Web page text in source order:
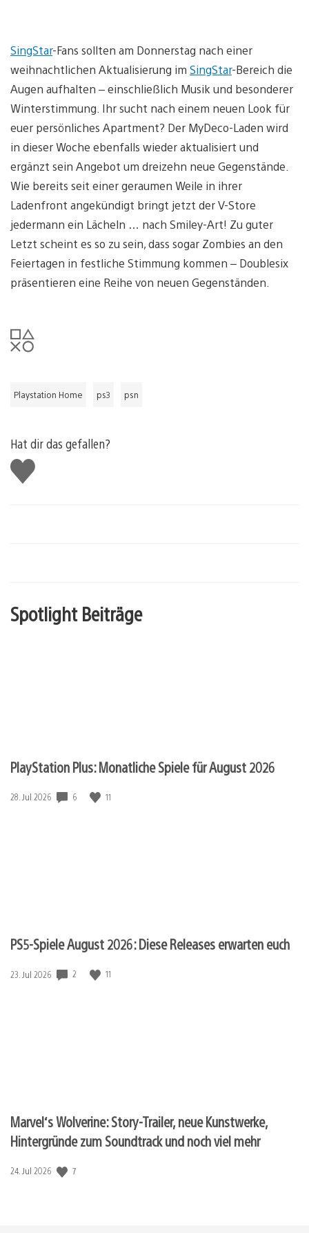
SingStar-Fans sollten am Donnerstag nach einer
weihnachtlichen Aktualisierung im SingStar-Bereich die
Augen aufhalten – einschließlich Musik und besonderer
Winterstimmung. Ihr sucht nach einem neuen Look für
euer persönliches Apartment? Der MyDeco-Laden wird
in dieser Woche ebenfalls wieder aktualisiert und
ergänzt sein Angebot um dreizehn neue Gegenstände.
Wie bereits seit einer geraumen Weile in ihrer
Ladenfront angekündigt bringt jetzt der V-Store
jedermann ein Lächeln … nach Smiley-Art! Zu guter
Letzt scheint es so zu sein, dass sogar Zombies an den
Feiertagen in festliche Stimmung kommen – Doublesix
präsentieren eine Reihe von neuen Gegenständen.
Playstation Home ps3 psn
Hat dir das gefallen?
Gefällt
mir
Spotlight Beiträge
PlayStation Plus: Monatliche Spiele für August 2026
Veröffentlichungsdatum:
28. Jul 2026 6 11
PS5-Spiele August 2026: Diese Releases erwarten euch
Veröffentlichungsdatum:
23. Jul 2026 2 11
Marvel‘s Wolverine: Story-Trailer, neue Kunstwerke,
Hintergründe zum Soundtrack und noch viel mehr
Veröffentlichungsdatum:
24. Jul 2026 7